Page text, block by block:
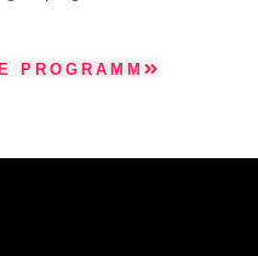
PROGRAMM